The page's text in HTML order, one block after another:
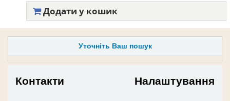
Уточніть Ваш пошук
Додати у кошик
Контакти Налаштування